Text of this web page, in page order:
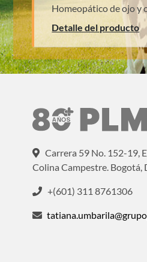
Homeopático de ojo y
Detalle del producto
Carrera 59 No. 152-19,
Colina Campestre. Bogotá,
+(601) 311 8761306